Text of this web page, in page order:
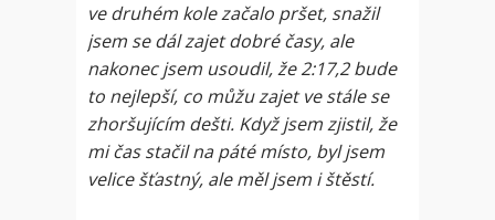
ve druhém kole začalo pršet, snažil
jsem se dál zajet dobré časy, ale
nakonec jsem usoudil, že 2:17,2 bude
to nejlepší, co můžu zajet ve stále se
zhoršujícím dešti. Když jsem zjistil, že
mi čas stačil na páté místo, byl jsem
velice šťastný, ale měl jsem i štěstí.